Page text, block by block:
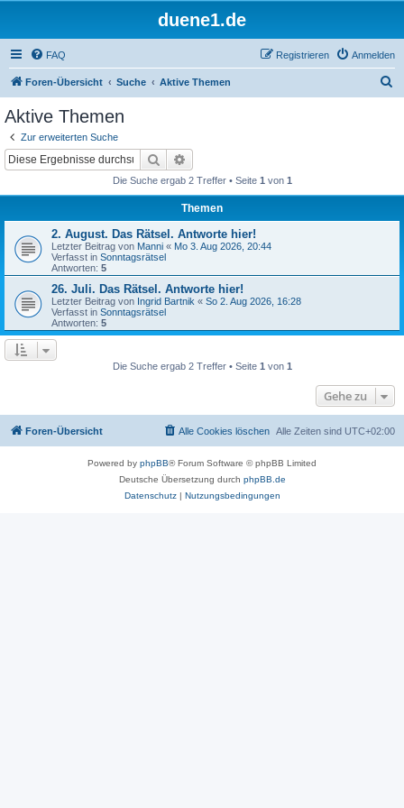
duene1.de
FAQ Anmelden
Registrieren
Foren-Übersicht Suche Aktive Themen
Aktive Themen
Zur erweiterten Suche
Suche
Die Suche ergab 2 Treffer • Seite 1 von 1
Themen
2. August. Das Rätsel. Antworte hier!
Letzter Beitrag von Manni « Mo 3. Aug 2026, 20:44
Verfasst in Sonntagsrätsel
Antworten: 5
26. Juli. Das Rätsel. Antworte hier!
Letzter Beitrag von Ingrid Bartnik « So 2. Aug 2026, 16:28
Verfasst in Sonntagsrätsel
Antworten: 5
Die Suche ergab 2 Treffer • Seite 1 von 1
Gehe zu
Foren-Übersicht Alle Zeiten sind UTC+02:00
Alle Cookies löschen
Powered by phpBB® Forum Software © phpBB Limited
Deutsche Übersetzung durch phpBB.de
Datenschutz| Nutzungsbedingungen